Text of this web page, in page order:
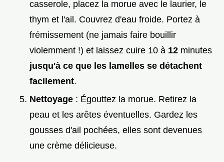
casserole, placez la morue avec le laurier, le
thym et l'ail. Couvrez d'eau froide. Portez à
frémissement (ne jamais faire bouillir
violemment !) et laissez cuire 10 à 12 minutes
jusqu'à ce que les lamelles se détachent
facilement.
Nettoyage : Égouttez la morue. Retirez la
peau et les arêtes éventuelles. Gardez les
gousses d'ail pochées, elles sont devenues
une crème délicieuse.